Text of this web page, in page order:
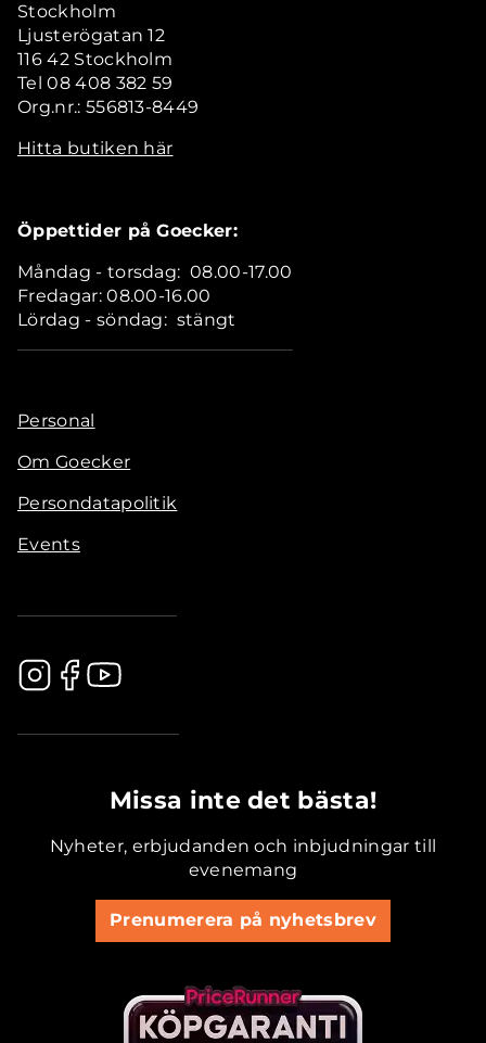
Stockholm
Ljusterögatan 12
116 42 Stockholm
Tel 08 408 382 59
Org.nr.: 556813-8449
Hitta butiken här
Öppettider på Goecker:
Måndag - torsdag: 08.00-17.00
Fredagar: 08.00-16.00
Lördag - söndag: stängt
Personal
Om Goecker
Persondatapolitik
Events
Missa inte det bästa!
Nyheter, erbjudanden och inbjudningar till
evenemang
Prenumerera på nyhetsbrev